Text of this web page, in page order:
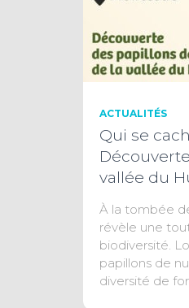
ACTUALITÉS
Qui se
vallée du
À la tombée
révèle une
biodiversité.
papillons de
diversité de